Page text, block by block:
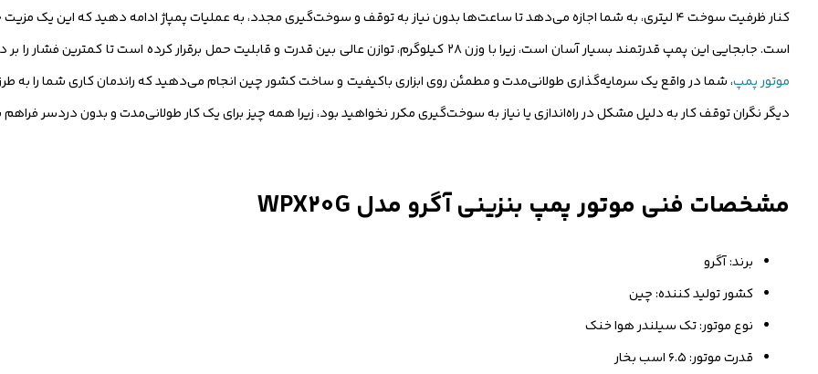
کنار ظرفیت سوخت ۴ لیتری، به شما اجازه می‌دهد تا ساعت‌ها بدون نیاز به توقف و سوخت‌گیری مجدد، به عملیات پمپاژ ادامه دهید که این
است. جابجایی این پمپ قدرتمند بسیار آسان است، زیرا با وزن ۲۸ کیلوگرم، توازن عالی بین قدرت و قابلیت حمل برقرار کرده است تا کمترین فشار را بر دوش اپراتور وارد کند. با انتخاب این
موتور پمپ، شما در واقع یک سرمایه‌گذاری طولانی‌مدت و مطمئن روی ابزاری باکیفیت و ساخت کشور چین انجام می‌دهید که راندمان کاری شما را
دیگر نگران توقف کار به دلیل مشکل در راه‌اندازی یا نیاز به سوخت‌گیری مکرر نخواهید بود، زیرا همه چیز برای یک کار طولانی‌مدت و بدون دردسر
مشخصات فنی موتور پمپ بنزینی آگرو مدل WPX20G
برند: آگرو
کشور تولید کننده: چین
نوع موتور: تک سیلندر هوا خنک
قدرت موتور: ۶.۵ اسب بخار